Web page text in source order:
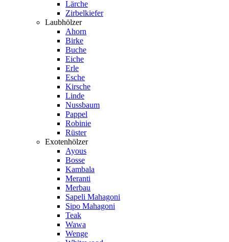
Lärche
Zirbelkiefer
Laubhölzer
Ahorn
Birke
Buche
Eiche
Erle
Esche
Kirsche
Linde
Nussbaum
Pappel
Robinie
Rüster
Exotenhölzer
Ayous
Bosse
Kambala
Meranti
Merbau
Sapeli Mahagoni
Sipo Mahagoni
Teak
Wawa
Wenge